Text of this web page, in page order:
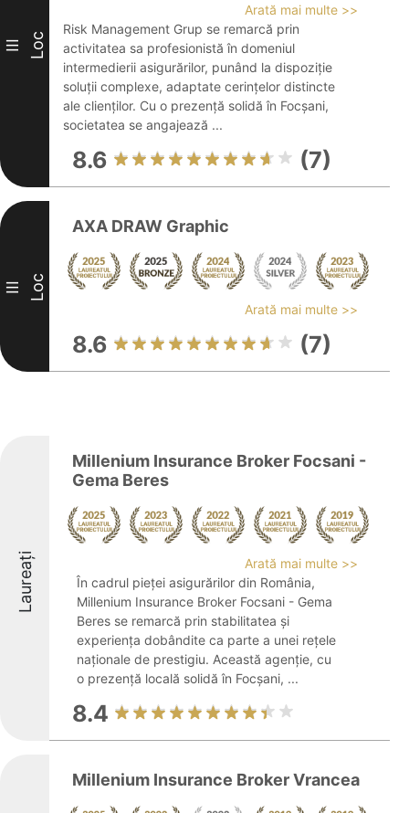
III Loc
Arată mai multe >>
Risk Management Grup se remarcă prin
activitatea sa profesionistă în domeniul
intermedierii asigurărilor, punând la dispoziție
soluții complexe, adaptate cerințelor distincte
ale clienților. Cu o prezență solidă în Focșani,
societatea se angajează ...
8.6 (7)
III Loc
AXA DRAW Graphic
Arată mai multe >>
8.6 (7)
Laureați
Millenium Insurance Broker Focsani -
Gema Beres
Arată mai multe >>
În cadrul pieței asigurărilor din România,
Millenium Insurance Broker Focsani - Gema
Beres se remarcă prin stabilitatea și
experiența dobândite ca parte a unei rețele
naționale de prestigiu. Această agenție, cu
o prezență locală solidă în Focșani, ...
8.4
Millenium Insurance Broker Vrancea